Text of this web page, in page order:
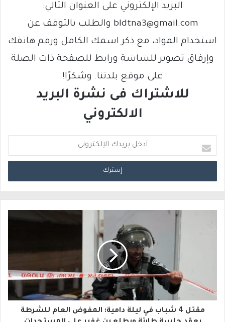
البريد الإلكتروني على العنوان التالي:
bldtna3@gmail.com والطلب بالتوقف عن
استخدام المواد، مع ذكر اسمك الكامل ورقم هاتفك
وإرفاق تصوير للشاشة ورابط للصفحة ذات الصلة
على موقع بلدتنا. وشكرًا!
للاشتراك فى نشرة البريد
الالكتروني
د
خ
ا
مقتل 4 شباب في ليلة دامية: المفوض العام للشرطة